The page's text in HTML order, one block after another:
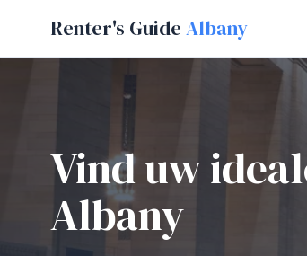
Renter's Guide Albany
Vind uw
Albany